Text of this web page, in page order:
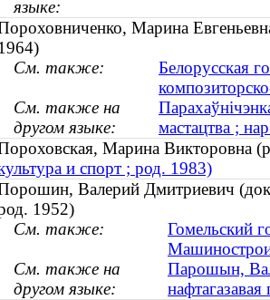
языке:
Марина
См. также:
Белорусская
См. также на
другом языке:
мастацтва ;
Марина
и спорт ; род. 1983)
Валерий Дмитриевич
1952)
См. также:
Гомельский
См. также на
другом языке:
Парошын,
нафтагазавая